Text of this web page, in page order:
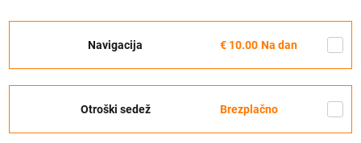
Navigacija € 10.00 Na dan
Otroški sedež Brezplačno